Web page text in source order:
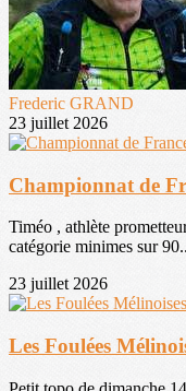
Frederic GRAND
23 juillet 2026
Championnat de
Timéo , athlète
catégorie minimes sur
23 juillet 2026
Les Foulées